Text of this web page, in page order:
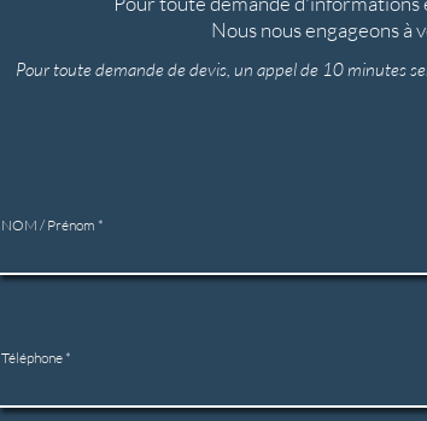
Nous nous engageons à
Pour toute demande de devis, un appel de 10 minutes
NOM / Prénom
Téléphone